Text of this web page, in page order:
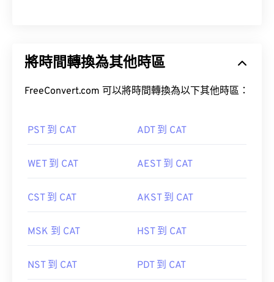
將時間轉換為其他時區
FreeConvert.com 可以將時間轉換為以下其他時區：
PST 到 CAT ADT 到 CAT
WET 到 CAT AEST 到 CAT
CST 到 CAT AKST 到 CAT
MSK 到 CAT HST 到 CAT
NST 到 CAT PDT 到 CAT